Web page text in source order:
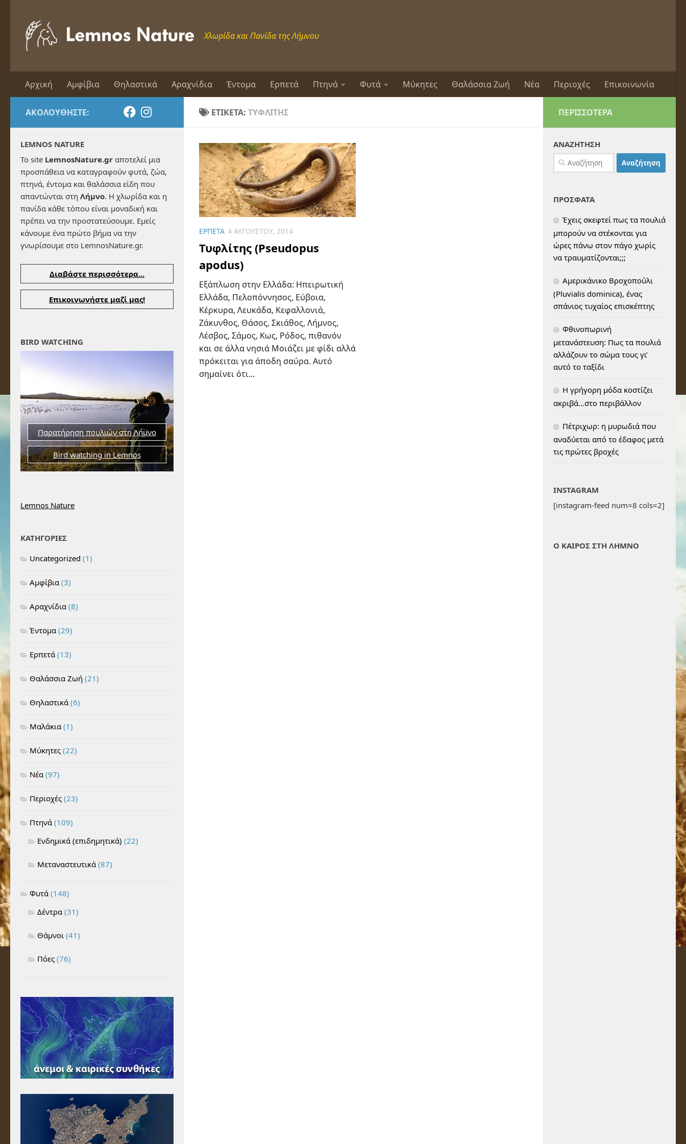
Χλωρίδα και Πανίδα της Λήμνου
Αρχική Αμφίβια Θηλαστικά Αραχνίδια Έντομα Ερπετά Πτηνά Φυτά Μύκητες Θαλάσσια Ζωή Νέα Περιοχές Επικοινωνία
ΕΤΙΚΈΤΑ: ΤΥΦΛΊΤΗΣ
ΕΡΠΕΤΆ 4 ΑΥΓΟΎΣΤΟΥ, 2014
Τυφλίτης (Pseudopus
apodus)
Εξάπλωση στην Ελλάδα: Ηπειρωτική
Ελλάδα, Πελοπόννησος, Εύβοια,
Κέρκυρα, Λευκάδα, Κεφαλλονιά,
Ζάκυνθος, Θάσος, Σκιάθος, Λήμνος,
Λέσβος, Σάμος, Κως, Ρόδος, πιθανόν
και σε άλλα νησιά Μοιάζει με φίδι αλλά
πρόκειται για άποδη σαύρα. Αυτό
σημαίνει ότι...
ΑΚΟΛΟΥΘΉΣΤΕ:
LEMNOS NATURE
Το site LemnosNature.gr αποτελεί μια
προσπάθεια να καταγραφούν φυτά, ζώα,
πτηνά, έντομα και θαλάσσια είδη που
απαντώνται στη Λήμνο. Η χλωρίδα και η
πανίδα κάθε τόπου είναι μοναδική και
πρέπει να την προστατεύσουμε. Εμείς
κάνουμε ένα πρώτο βήμα να την
γνωρίσουμε στο LemnosNature.gr.
Διαβάστε περισσότερα...
Επικοινωνήστε μαζί μας!
BIRD WATCHING
Παρατήρηση πουλιών στη Λήμνο
Bird watching in Lemnos
Lemnos Nature
ΚΑΤΗΓΟΡΙΕΣ
Uncategorized (1)
Αμφίβια (3)
Αραχνίδια (8)
Έντομα (29)
Ερπετά (13)
Θαλάσσια Ζωή (21)
Θηλαστικά (6)
Μαλάκια (1)
Μύκητες (22)
Νέα (97)
Περιοχές (23)
Πτηνά (109)
Ενδημικά (επιδημητικά) (22)
Μεταναστευτικά (87)
Φυτά (148)
Δέντρα (31)
Θάμνοι (41)
Πόες (76)
ΠΕΡΙΣΣΌΤΕΡΑ
ΑΝΑΖΗΤΗΣΗ
Αναζήτηση
για:
ΠΡΟΣΦΑΤΑ
Έχεις σκεφτεί πως τα πουλιά
μπορούν να στέκονται για
ώρες πάνω στον πάγο χωρίς
να τραυματίζονται;;;
Αμερικάνικο Βροχοπούλι
(Pluvialis dominica), ένας
σπάνιος τυχαίος επισκέπτης
Φθινοπωρινή
μετανάστευση: Πως τα πουλιά
αλλάζουν το σώμα τους γι’
αυτό το ταξίδι
H γρήγορη μόδα κοστίζει
ακριβά…στο περιβάλλον
Πέτριχωρ: η μυρωδιά που
αναδύεται από το έδαφος μετά
τις πρώτες βροχές
INSTAGRAM
[instagram-feed num=8 cols=2]
Ο ΚΑΙΡΟΣ ΣΤΗ ΛΗΜΝΟ